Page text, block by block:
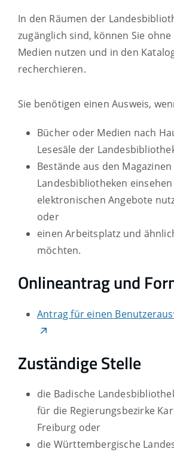
In den Räumen der
zugänglich sind, können Sie
Medien nutzen und in den
recherchieren.
Sie benötigen einen Ausweis,
Bücher oder Medien nach
Lesesäle der
Bestände aus den
Landesbibliotheken
elektronischen Angebote
oder
einen Arbeitsplatz und
möchten.
Onlineantrag und
Antrag für einen
Zuständige Stelle
die Badische
für die Regierungsbezirke
Freiburg oder
die Württembergische